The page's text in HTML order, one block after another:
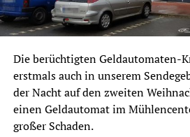
Die berüchtigten Geldautomaten-
erstmals auch in unserem
der Nacht auf den zweiten
einen Geldautomat im
großer Schaden.